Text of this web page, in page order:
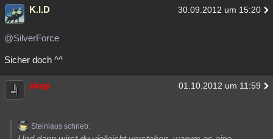
K.I.D 30.09.2012 um 15:20
@SilverForce
Sicher doch ^^
skep 01.10.2012 um 11:59
Steinlaus schrieb: